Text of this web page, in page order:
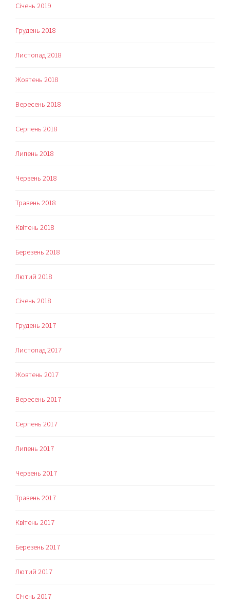
Січень 2019
Грудень 2018
Листопад 2018
Жовтень 2018
Вересень 2018
Серпень 2018
Липень 2018
Червень 2018
Травень 2018
Квітень 2018
Березень 2018
Лютий 2018
Січень 2018
Грудень 2017
Листопад 2017
Жовтень 2017
Вересень 2017
Серпень 2017
Липень 2017
Червень 2017
Травень 2017
Квітень 2017
Березень 2017
Лютий 2017
Січень 2017